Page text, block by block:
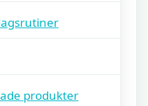
produkter